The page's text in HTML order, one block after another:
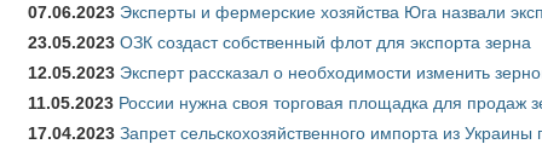
07.06.2023 Эксперты и фермерские хозяйства Юга назвали
23.05.2023 ОЗК создаст собственный флот для экспорта зерна
12.05.2023 Эксперт рассказал о необходимости изменить
11.05.2023 России нужна своя торговая площадка для продаж
17.04.2023 Запрет сельскохозяйственного импорта из